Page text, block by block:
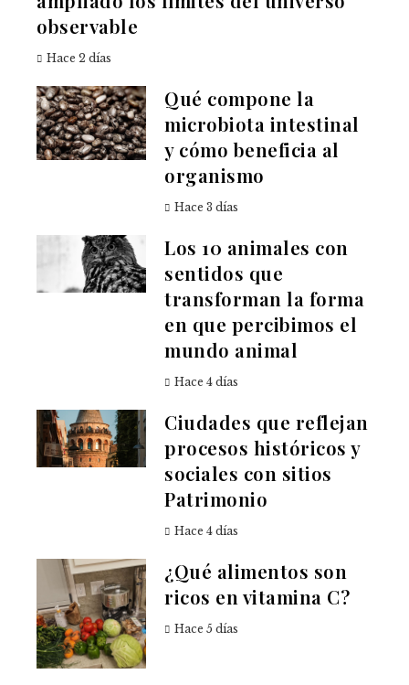
observable
Hace 2 días
Qué compone la
microbiota intestinal
y cómo beneficia al
organismo
Hace 3 días
Los 10 animales con
sentidos que
transforman la forma
en que percibimos el
mundo animal
Hace 4 días
Ciudades que reflejan
procesos históricos y
sociales con sitios
Patrimonio
Hace 4 días
¿Qué alimentos son
ricos en vitamina C?
Hace 5 días